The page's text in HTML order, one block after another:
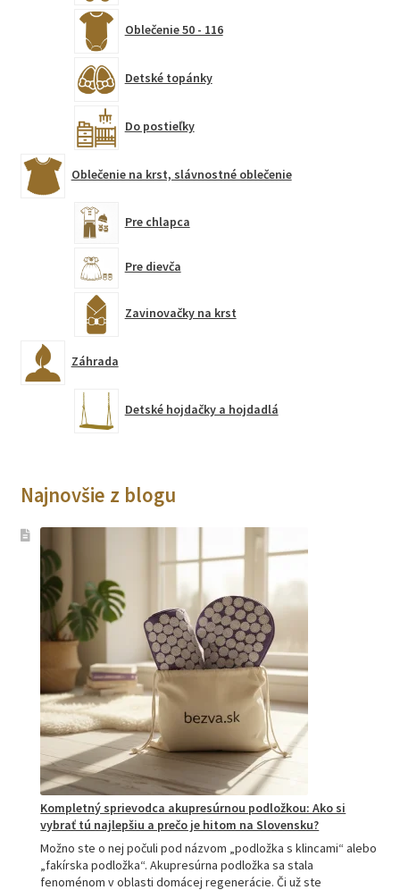
Oblečenie 50 - 116
Detské topánky
Do postieľky
Oblečenie na krst, slávnostné oblečenie
Pre chlapca
Pre dievča
Zavinovačky na krst
Záhrada
Detské hojdačky a hojdadlá
Najnovšie z blogu
Kompletný sprievodca akupresúrnou podložkou: Ako si
vybrať tú najlepšiu a prečo je hitom na Slovensku?
Možno ste o nej počuli pod názvom „podložka s klincami“ alebo
„fakírska podložka“. Akupresúrna podložka sa stala
fenoménom v oblasti domácej regenerácie. Či už ste